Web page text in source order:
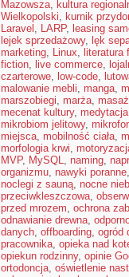
Mazowsza, kultura
Wielkopolski, kurnik
Laravel , LARP, leasing
lejek sprzedażowy, lęk
marketing, Linux, literatura
fiction, live commerce,
czarterowe, low-code,
malowanie mebli, manga,
marszobiegi, marża,
mecenat kultury, medytacja
mikrobiom jelitowy,
miejsca, mobilność ciała,
morfologia krwi,
MVP, MySQL, naming,
organizmu, nawyki poranne,
noclegi z sauną, nocne
przeciwkleszczowa,
przed mrozem, ochrona
odnawianie drewna,
danych, offboarding, ogród
pracownika, opieka nad
opiekun rodzinny, opinie
ortodoncja, oświetlenie